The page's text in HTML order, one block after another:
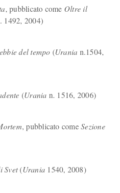
, pubblicato come Oltre il
1492, 2004)
del tempo (Urania n.1504,
(Urania n. 1516, 2006)
, pubblicato comeSezione
Svet(Urania 1540, 2008)